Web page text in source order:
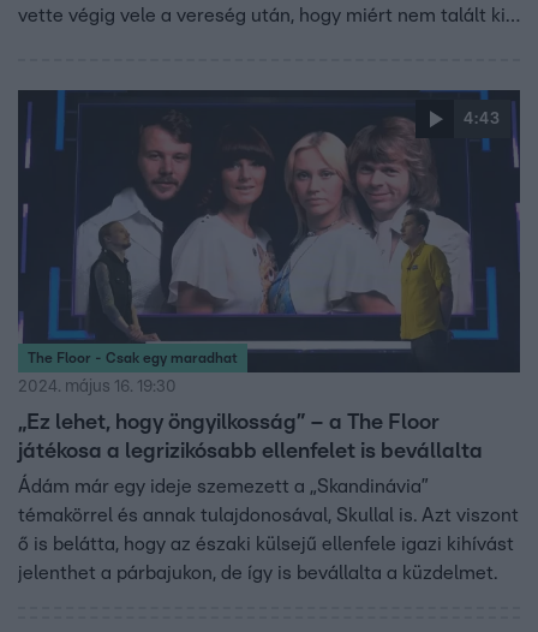
vette végig vele a vereség után, hogy miért nem talált ki
4:43
The Floor - Csak egy maradhat
2024. május 16. 19:30
„Ez lehet, hogy öngyilkosság” – a The Floor
játékosa a legrizikósabb ellenfelet is bevállalta
Ádám már egy ideje szemezett a „Skandinávia”
témakörrel és annak tulajdonosával, Skullal is. Azt viszont
ő is belátta, hogy az északi külsejű ellenfele igazi kihívást
jelenthet a párbajukon, de így is bevállalta a küzdelmet.